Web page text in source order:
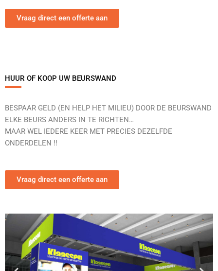
Vraag direct een offerte aan
HUUR OF KOOP UW BEURSWAND
BESPAAR GELD (EN HELP HET MILIEU) DOOR DE BEURSWAND
ELKE BEURS ANDERS IN TE RICHTEN…
MAAR WEL IEDERE KEER MET PRECIES DEZELFDE
ONDERDELEN !!
Vraag direct een offerte aan